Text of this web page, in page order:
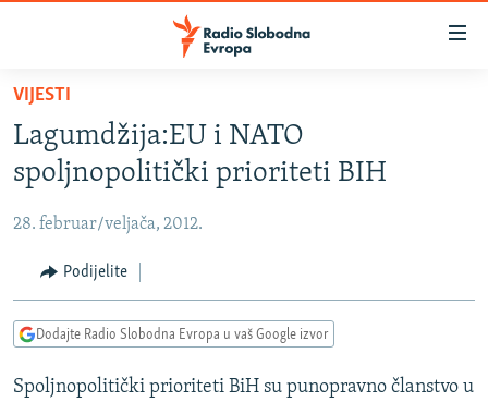
Pređite
glavni
sadržaj
Pređite
na
navigaciju
Pređite
na
BOSNA I HERCEGOVINA
SRBIJA
KOSOVO
CRNA GORA
VIDEO
FOTOGALERIJE
PODCASTI
RAT U UKRAJINI
VIJESTI
Lagumdžija:EU i NATO
spoljnopolitički prioriteti BIH
28. februar/veljača, 2012.
Podijelite
Dodajte Radio Slobodna Evropa u vaš Google izvor
Spoljnopolitički prioriteti BiH su punopravno članstvo u